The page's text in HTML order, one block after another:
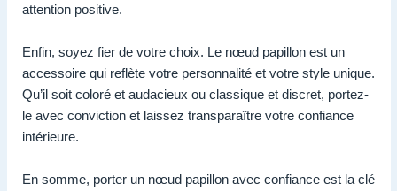
attention positive.
Enfin, soyez fier de votre choix. Le nœud papillon est un
accessoire qui reflète votre personnalité et votre style unique.
Qu’il soit coloré et audacieux ou classique et discret, portez-
le avec conviction et laissez transparaître votre confiance
intérieure.
En somme, porter un nœud papillon avec confiance est la clé